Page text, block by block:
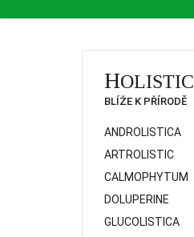
HOLISTIC
BLÍŽE K PŘÍRODĚ
ANDROLISTICA
ARTROLISTIC
CALMOPHYTUM
DOLUPERINE
GLUCOLISTICA